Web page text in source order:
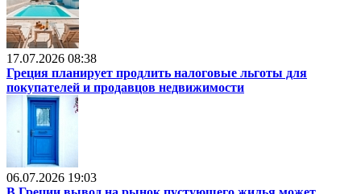
17.07.2026 08:38
Греция планирует продлить налоговые льготы для
покупателей и продавцов недвижимости
06.07.2026 19:03